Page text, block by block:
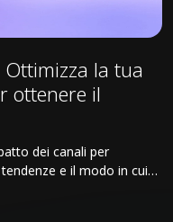
la tua
ottenere il
dei canali per
e il modo in cui
intelligenti.